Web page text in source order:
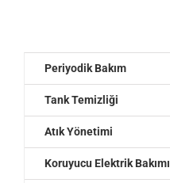
Periyodik Bakım
Tank Temizliği
Atık Yönetimi
Koruyucu Elektrik Bakımı